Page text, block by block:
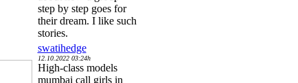
step by step goes for
their dream. I like such
stories.
swatihedge
12.10.2022 03:24h
High-class models
mumbai call girls in